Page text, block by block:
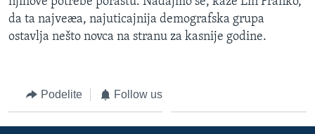
da ta najveæa, najuticajnija demografska grupa
ostavlja nešto novca na stranu za kasnije godine.
Podelite Follow us